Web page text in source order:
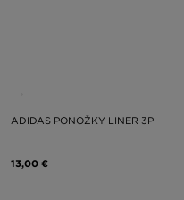
ADIDAS PONOŽKY LINER 3P
13,00 €